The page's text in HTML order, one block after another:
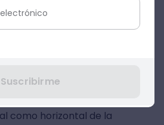
bajo el contexto de un
Como es un
tareas a concretar. Estos
como horizontal de la
Suscribirme